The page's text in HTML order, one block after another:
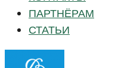
ПАРТНЁРАМ
СТАТЬИ